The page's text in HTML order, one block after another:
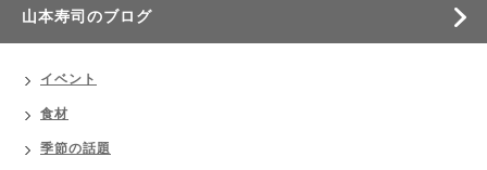
山本寿司のブログ
イベント
食材
季節の話題